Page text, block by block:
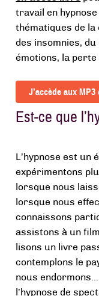
travail en
thématiques de
des insomnies,
émotions, la perte
J’accède aux
Est-ce que
L’hypnose est un
expérimentons
lorsque nous
lorsque nous
connaissons
assistons à un
lisons un livre
contemplons le
nous
l’hypnose de